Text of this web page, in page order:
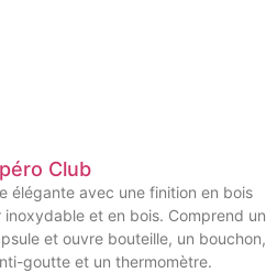
Club
élégante avec une finition en bois
et en bois. Comprend un
et ouvre bouteille, un bouchon,
goutte et un thermomètre.